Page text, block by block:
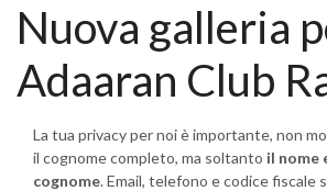
Nuova galleria
Adaaran Club
La tua privacy per noi è importante, non
il cognome completo, ma soltanto il nome
cognome. Email, telefono e codice fiscale